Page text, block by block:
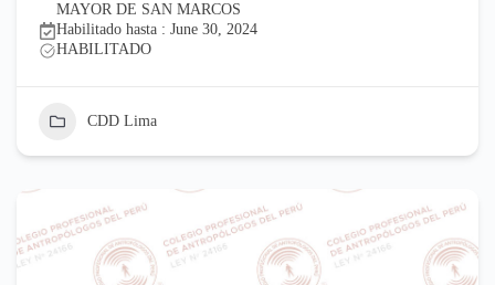
MAYOR DE SAN MARCOS
Habilitado hasta : June 30, 2024
HABILITADO
CDD Lima